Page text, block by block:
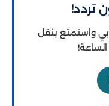
تردد!
واستمتع بنقل